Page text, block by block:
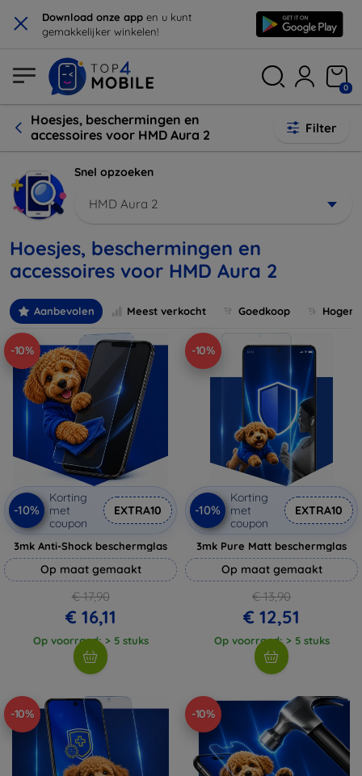
× Download onze app en u kunt
gemakkelijker winkelen!
0
Hoesjes, beschermingen en
accessoires voor HMD Aura 2
Filter
Snel opzoeken
HMD Aura 2
Hoesjes, beschermingen en
accessoires voor HMD Aura 2
Aanbevolen Meest verkocht Goedkoop
-10%
-10%
Korting
met
coupon
EXTRA10
3mk Anti-Shock beschermglas
Op maat gemaakt
€ 17,90
€ 16,11
Op voorraad: > 5 stuks
-10%
-10%
Korting
met
coupon
EXTRA10
3mk Pure Matt beschermglas
Op maat gemaakt
€ 13,90
€ 12,51
Op voorraad: > 5 stuks
-10% -10%